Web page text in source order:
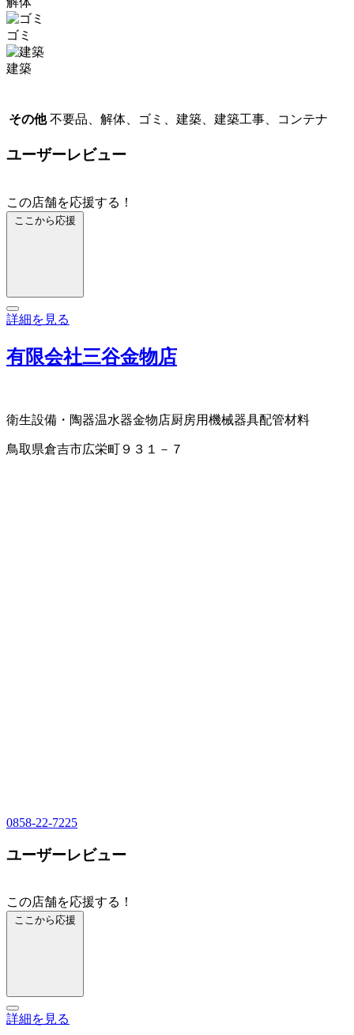
ゴミ
建築
その他 不要品、解体、ゴミ、建築、建築工事、コンテナ
ユーザーレビュー
この店舗を応援する！
ここから応援
詳細を見る
有限会社三谷金物店
衛生設備・陶器温水器金物店厨房用機械器具配管材料
鳥取県倉吉市広栄町９３１－７
0858-22-7225
ユーザーレビュー
この店舗を応援する！
ここから応援
詳細を見る